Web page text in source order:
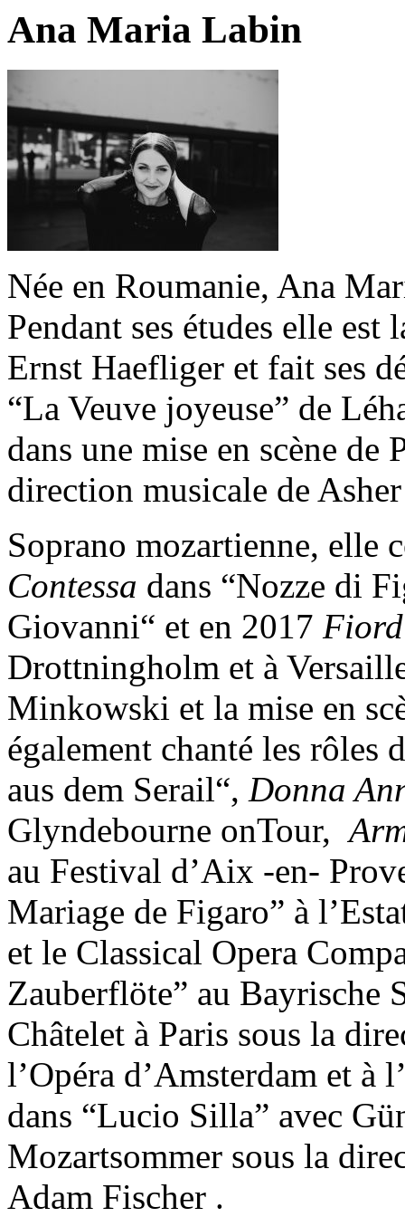
Ana Maria Labin
Née en Roumanie, Ana
Pendant ses études elle
Ernst Haefliger et fait ses
“La Veuve joyeuse” de
dans une mise en scène
direction musicale de
Soprano mozartienne, elle
Contessa dans “Nozze di
Giovanni“ et en 2017
Drottningholm et à
Minkowski et la mise en
également chanté les rôles
aus dem Serail“, Donna
Glyndebourne onTour,
au Festival d’Aix -en-
Mariage de Figaro” à
et le Classical Opera
Zauberflöte” au Bayrische
Châtelet à Paris sous la
l’Opéra d’Amsterdam et
dans “Lucio Silla” avec
Mozartsommer sous la
Adam Fischer .